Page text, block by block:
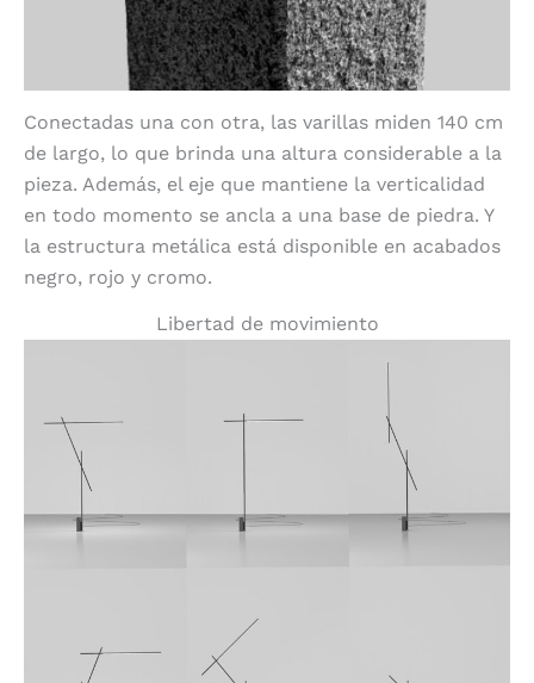
Conectadas una con otra, las varillas miden 140 cm
de largo, lo que brinda una altura considerable a la
pieza. Además, el eje que mantiene la verticalidad
en todo momento se ancla a una base de piedra. Y
la estructura metálica está disponible en acabados
negro, rojo y cromo.
Libertad de movimiento